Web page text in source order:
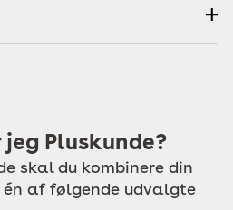
Pluskunde?
skal du kombinere din
af følgende udvalgte